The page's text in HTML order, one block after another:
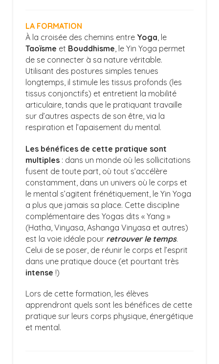
LA FORMATION
À la croisée des chemins entre Yoga , le
Taoïsme et Bouddhisme , le Yin Yoga permet
de se connecter à sa nature véritable.
Utilisant des postures simples tenues
longtemps, il stimule les tissus profonds (les
tissus conjonctifs) et entretient la mobilité
articulaire, tandis que le pratiquant travaille
sur d’autres aspects de son être, via la
respiration et l’apaisement du mental.
Les bénéfices de cette pratique sont
multiples: dans un monde où les sollicitations
fusent de toute part, où tout s’accélère
constamment, dans un univers où le corps et
le mental s’agitent frénétiquement, le Yin Yoga
a plus que jamais sa place. Cette discipline
complémentaire des Yogas dits « Yang »
(Hatha, Vinyasa, Ashanga Vinyasa et autres)
est la voie idéale pour retrouver le temps.
Celui de se poser, de réunir le corps et l’esprit
dans une pratique douce (et pourtant très
intense !)
Lors de cette formation, les élèves
apprendront quels sont les bénéfices de cette
pratique sur leurs corps physique, énergétique
et mental.